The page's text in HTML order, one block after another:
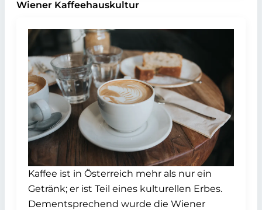
Wiener Kaffeehauskultur
Kaffee ist in Österreich mehr als nur ein
Getränk; er ist Teil eines kulturellen Erbes.
Dementsprechend wurde die Wiener